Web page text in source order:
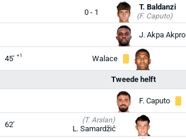
0 - 1
T. Baldanzi
(F. Caputo)
J. Akpa Akpro
45' +1 Walace
Tweede helft
F. Caputo
62' (T. Arslan)
L. Samardžić